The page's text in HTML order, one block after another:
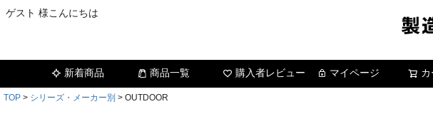
ゲスト 様こんにちは
新着商品 商品一覧 購入者レビュー マイページ カ
TOP シリーズ・メーカー別 OUTDOOR